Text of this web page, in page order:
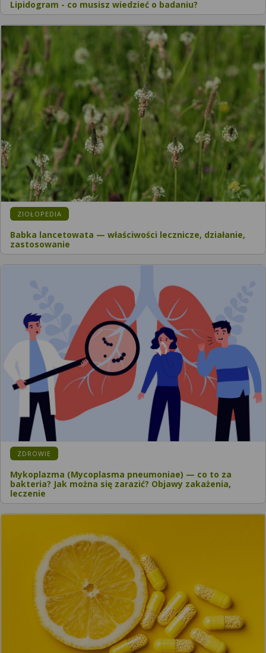
Lipidogram - co musisz wiedzieć o badaniu?
ZIOŁOPEDIA
Babka lancetowata — właściwości lecznicze, działanie,
zastosowanie
ZDROWIE
Mykoplazma (Mycoplasma pneumoniae) — co to za
bakteria? Jak można się zarazić? Objawy zakażenia,
leczenie